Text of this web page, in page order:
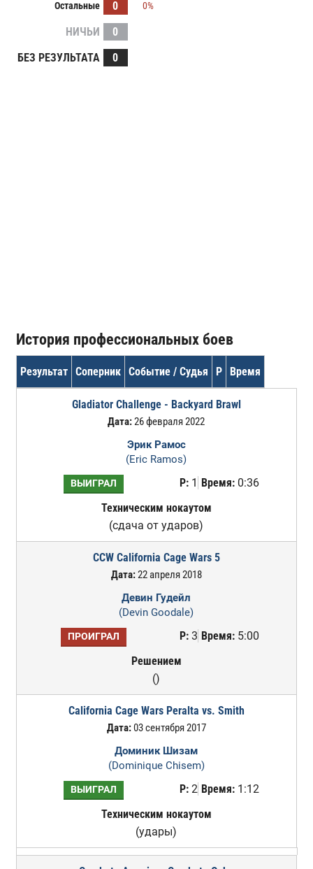
Остальные
0 0%
НИЧЬИ
0
БЕЗ РЕЗУЛЬТАТА
0
История профессиональных боев
Результат Соперник Событие / Судья Р Время
Gladiator Challenge - Backyard Brawl
Дата:26 февраля 2022
Эрик Рамос
(Eric Ramos)
ВЫИГРАЛ Р:1 Время:0:36
Техническим нокаутом
(сдача от ударов)
CCW California Cage Wars 5
Дата:22 апреля 2018
Девин Гудейл
(Devin Goodale)
ПРОИГРАЛ Р:3 Время:5:00
Решением
()
California Cage Wars Peralta vs. Smith
Дата:03 сентября 2017
Доминик Шизам
(Dominique Chisem)
ВЫИГРАЛ Р:2 Время:1:12
Техническим нокаутом
(удары)